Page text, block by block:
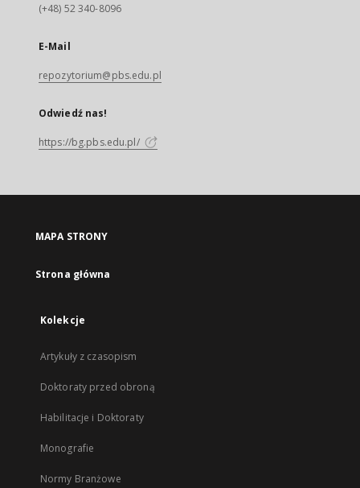
(+48) 52 340-8096
E-Mail
repozytorium@pbs.edu.pl
Odwiedź nas!
https://bg.pbs.edu.pl/
MAPA STRONY
Strona główna
Kolekcje
Artykuły z czasopism
Doktoraty przed obroną
Habilitacje i Doktoraty
Monografie
Normy Branżowe